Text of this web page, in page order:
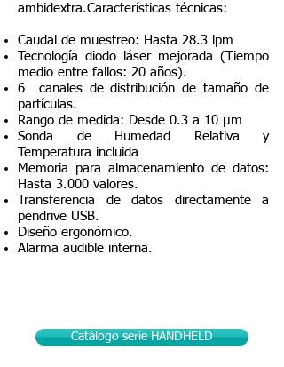
ambidextra.Características técnicas:
Caudal de muestreo: Hasta 28.3 lpm
Tecnología diodo láser mejorada (Tiempo
medio entre fallos: 20 años).
6 canales de distribución de tamaño de
partículas.
Rango de medida: Desde 0.3 a 10 µm
Sonda de Humedad Relativa y
Temperatura incluida
Memoria para almacenamiento de datos:
Hasta 3.000 valores.
Transferencia de datos directamente a
pendrive USB.
Diseño ergonómico.
Alarma audible interna.
Catálogo serie HANDHELD